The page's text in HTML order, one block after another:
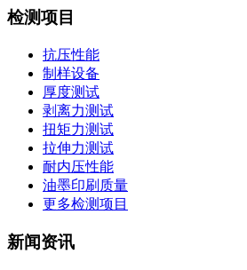
检测项目
抗压性能
制样设备
厚度测试
剥离力测试
扭矩力测试
拉伸力测试
耐内压性能
油墨印刷质量
更多检测项目
新闻资讯